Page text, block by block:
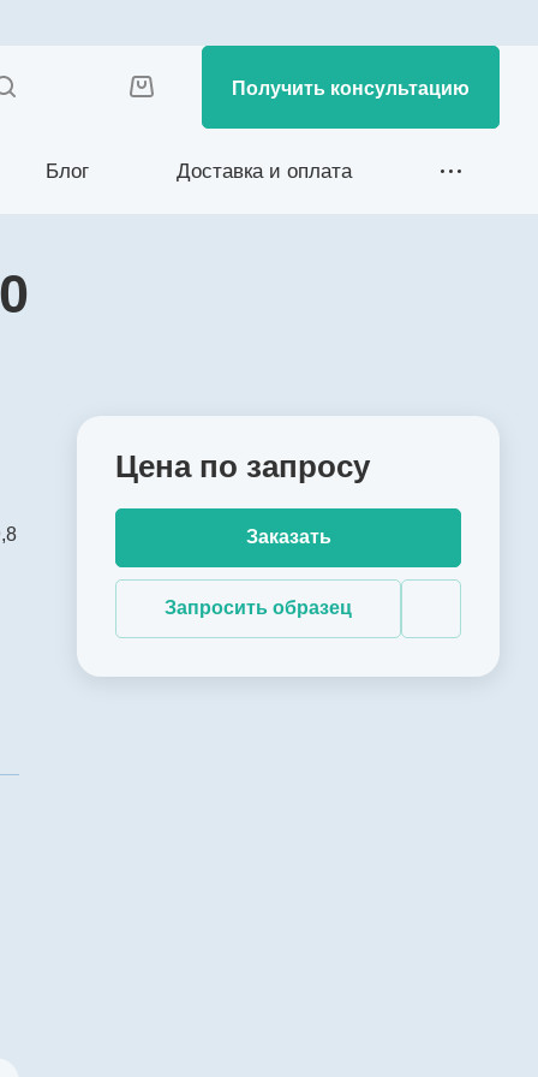
Получить консультацию
Блог Доставка и оплата
Цена по запросу
Заказать
Запросить образец